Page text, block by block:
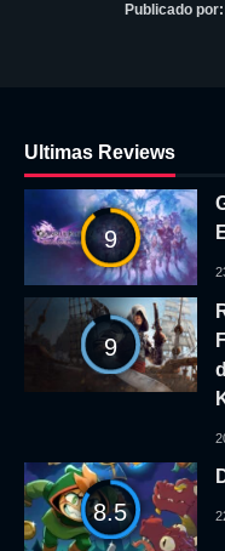
Publicado por:
Ultimas Reviews
9
9
8.5